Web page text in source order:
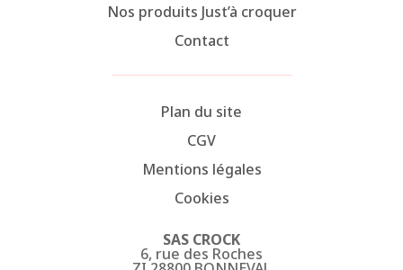
Nos produits Just’à croquer
Contact
Plan du site
CGV
Mentions légales
Cookies
SAS CROCK
6, rue des Roches